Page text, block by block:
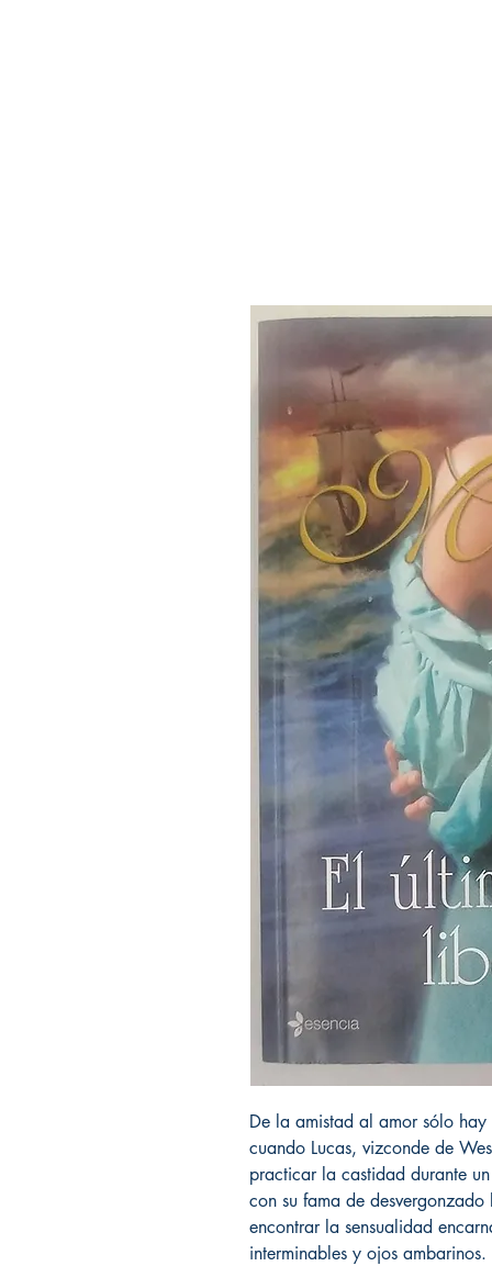
De la amistad al amor sólo hay
cuando Lucas, vizconde de
practicar la castidad durante
con su fama de
encontrar la sensualidad
interminables y ojos